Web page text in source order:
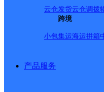
云仓发货云仓调拨
跨境
小包集运海运拼箱
产品服务
邮政国内,